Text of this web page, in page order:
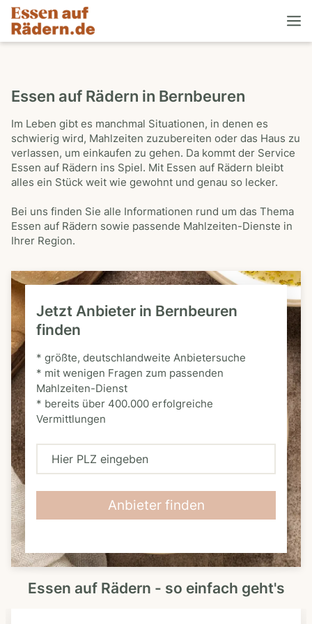
Essen auf Rädern in Bernbeuren
Im Leben gibt es manchmal Situationen, in denen es
schwierig wird, Mahlzeiten zuzubereiten oder das Haus zu
verlassen, um einkaufen zu gehen. Da kommt der Service
Essen auf Rädern ins Spiel. Mit Essen auf Rädern bleibt
alles ein Stück weit wie gewohnt und genau so lecker.
Bei uns finden Sie alle Informationen rund um das Thema
Essen auf Rädern sowie passende Mahlzeiten-Dienste in
Ihrer Region.
Jetzt Anbieter in Bernbeuren
finden
* größte, deutschlandweite Anbietersuche
* mit wenigen Fragen zum passenden
Mahlzeiten-Dienst
* bereits über 400.000 erfolgreiche
Vermittlungen
H
L
Z
Anbieter finden
Essen auf Rädern - so einfach geht's